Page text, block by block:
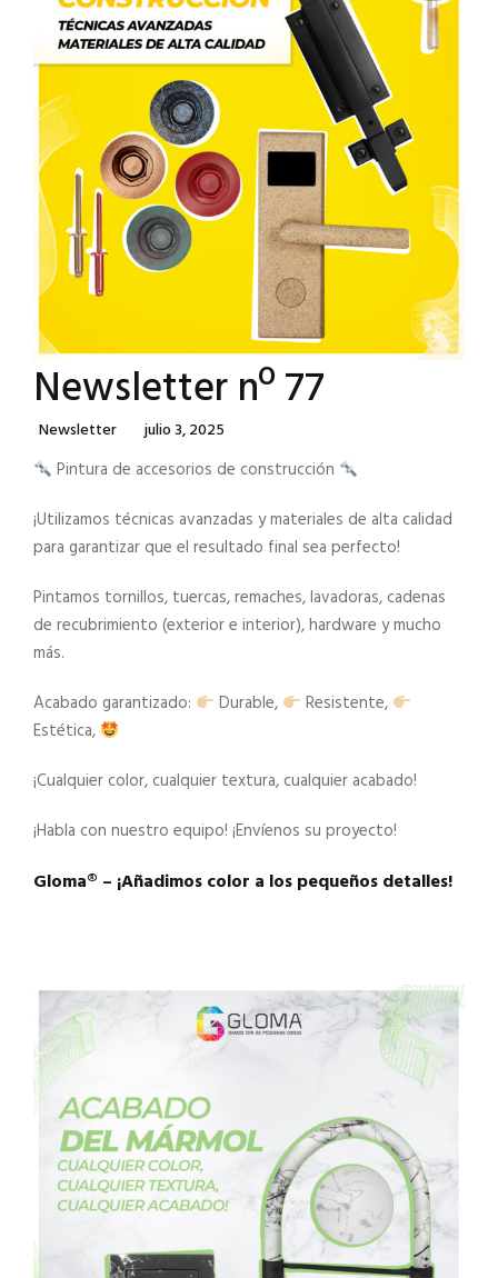
Newsletter nº 77
Categories
Newsletter Posted
On
Julio 3, 2025
Pintura de accesorios de construcción
¡Utilizamos técnicas avanzadas y materiales de alta calidad
para garantizar que el resultado final sea perfecto!
Pintamos tornillos, tuercas, remaches, lavadoras, cadenas
de recubrimiento (exterior e interior), hardware y mucho
más.
Acabado garantizado: Durable,
Resistente,
Estética,
¡Cualquier color, cualquier textura, cualquier acabado!
¡Habla con nuestro equipo! ¡Envíenos su proyecto!
Gloma®️ – ¡Añadimos color a los pequeños detalles!